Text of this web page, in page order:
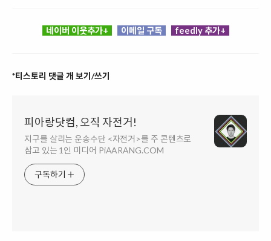
네이버 이웃추가+ 이메일 구독 feedly 추가+
*티스토리 댓글 개 보기/쓰기
피아랑닷컴, 오직 자전거!
지구를 살리는 운송수단 <자전거>를 주 콘텐츠로
삼고 있는 1인 미디어 PiAARANG.COM
구독하기